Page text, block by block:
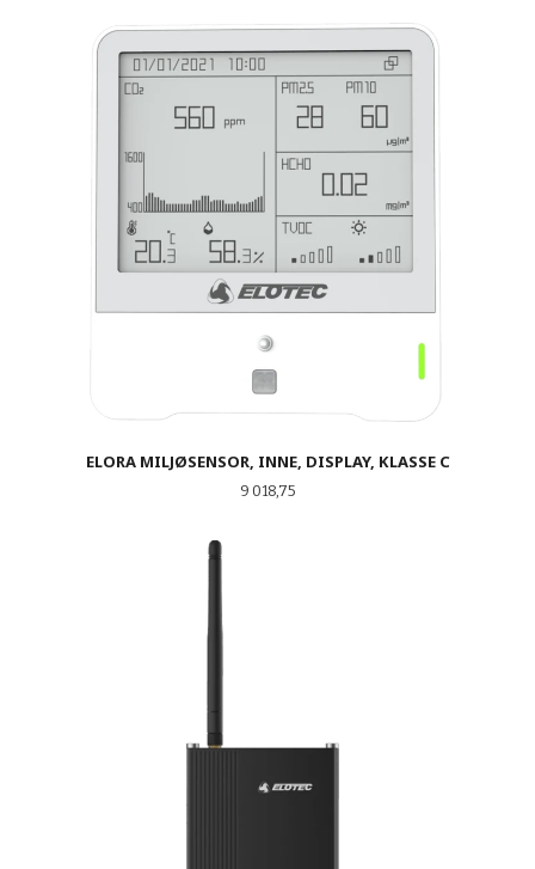
ELORA MILJØSENSOR, INNE, DISPLAY, KLASSE C
Pris
9 018,75